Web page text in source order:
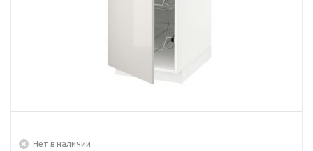
Нет в наличии